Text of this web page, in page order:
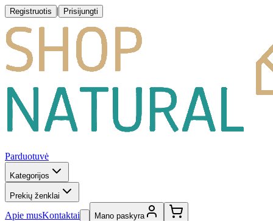
Registruotis | Prisijungti
Parduotuvė
Kategorijos
Prekių ženklai
Apie musKontaktai Mano paskyra